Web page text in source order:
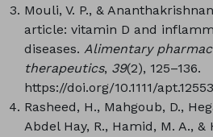
Mouli, V. P., &
article: vitamin D and
diseases. Alimentary
therapeutics, 39(2), 125–136.
https://doi.org/10.1111/apt.12553
Rasheed, H., Mahgoub, D.,
Abdel Hay, R., Hamid, M. A., &